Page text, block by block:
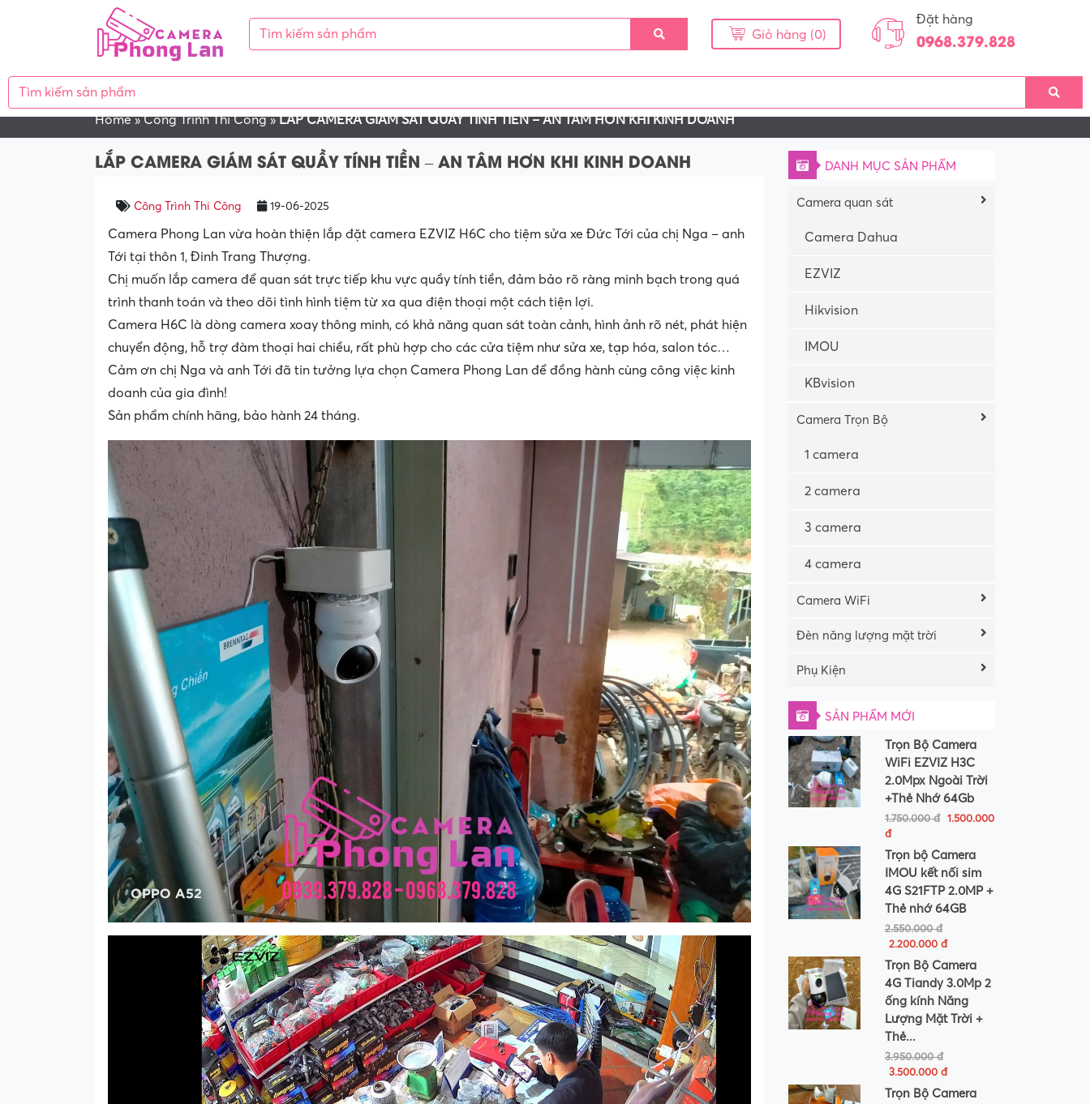
Giỏ hàng (0)
Đặt hàng
0968.379.828
Home»Công Trình Thi Công»LẮP CAMERA GIÁM SÁT QUẦY TÍNH TIỀN – AN TÂM HƠN KHI KINH DOANH
LẮP CAMERA GIÁM SÁT QUẦY TÍNH TIỀN – AN TÂM HƠN KHI KINH DOANH
Công Trình Thi Công 19-06-2025
Camera Phong Lan vừa hoàn thiện lắp đặt camera EZVIZ H6C cho tiệm sửa xe Đức Tới của chị Nga – anh
Tới tại thôn 1, Đinh Trang Thượng.
Chị muốn lắp camera để quan sát trực tiếp khu vực quầy tính tiền, đảm bảo rõ ràng minh bạch trong quá
trình thanh toán và theo dõi tình hình tiệm từ xa qua điện thoại một cách tiện lợi.
Camera H6C là dòng camera xoay thông minh, có khả năng quan sát toàn cảnh, hình ảnh rõ nét, phát hiện
chuyển động, hỗ trợ đàm thoại hai chiều, rất phù hợp cho các cửa tiệm như sửa xe, tạp hóa, salon tóc…
Cảm ơn chị Nga và anh Tới đã tin tưởng lựa chọn Camera Phong Lan để đồng hành cùng công việc kinh
doanh của gia đình!
Sản phẩm chính hãng, bảo hành 24 tháng.
DANH MỤC SẢN PHẨM
Camera quan sát
Camera Dahua
EZVIZ
Hikvision
IMOU
KBvision
Camera Trọn Bộ
1 camera
2 camera
3 camera
4 camera
Camera WiFi
Đèn năng lượng mặt trời
Phụ Kiện
SẢN PHẨM MỚI
Trọn Bộ Camera
WiFi EZVIZ H3C
2.0Mpx Ngoài Trời
+Thẻ Nhớ 64Gb
1.750.000 đ
1.500.000
đ
Trọn bộ Camera
IMOU kết nối sim
4G S21FTP 2.0MP +
Thẻ nhớ 64GB
2.550.000 đ
2.200.000 đ
Trọn Bộ Camera
4G Tiandy 3.0Mp 2
ống kính Năng
Lượng Mặt Trời +
Thẻ...
3.950.000 đ
3.500.000 đ
Trọn Bộ Camera